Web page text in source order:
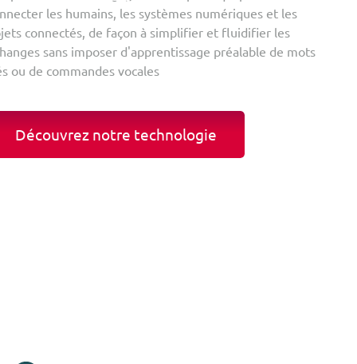
les humains, les systèmes numériques et les
connectés, de façon à simplifier et fluidifier les
sans imposer d'apprentissage préalable de mots
ou de commandes vocales
Découvrez notre technologie